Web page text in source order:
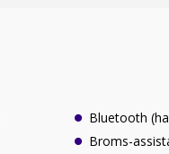
Bluetooth
Broms-